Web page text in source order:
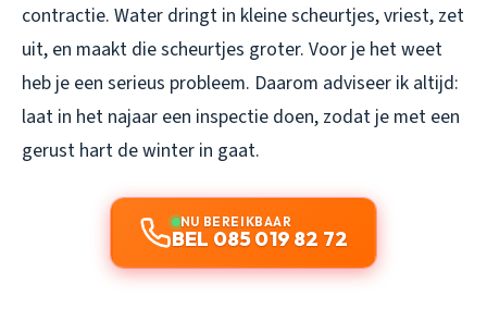
contractie. Water dringt in kleine scheurtjes, vriest, zet
uit, en maakt die scheurtjes groter. Voor je het weet
heb je een serieus probleem. Daarom adviseer ik altijd:
laat in het najaar een inspectie doen, zodat je met een
gerust hart de winter in gaat.
NU BEREIKBAAR
BEL 085 019 82 72